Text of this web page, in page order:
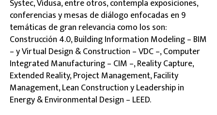
Systec, Vidusa, entre otros, contempla exposiciones,
conferencias y mesas de diálogo enfocadas en 9
temáticas de gran relevancia como los son:
Construcción 4.0, Building Information Modeling – BIM
– y Virtual Design & Construction – VDC –, Computer
Integrated Manufacturing – CIM –, Reality Capture,
Extended Reality, Project Management, Facility
Management, Lean Construction y Leadership in
Energy & Environmental Design – LEED.